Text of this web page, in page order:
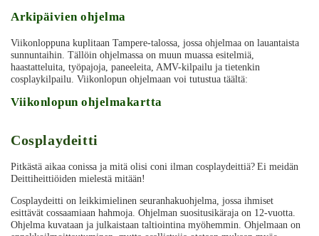
Arkipäivien ohjelma
Viikonloppuna kuplitaan Tampere-talossa, jossa ohjelmaa on lauantaista
sunnuntaihin. Tällöin ohjelmassa on muun muassa esitelmiä,
haastatteluita, työpajoja, paneeleita, AMV-kilpailu ja tietenkin
cosplaykilpailu. Viikonlopun ohjelmaan voi tutustua täältä:
Viikonlopun ohjelmakartta
Cosplaydeitti
Pitkästä aikaa conissa ja mitä olisi coni ilman cosplaydeittiä? Ei meidän
Deittiheittiöiden mielestä mitään!
Cosplaydeitti on leikkimielinen seuranhakuohjelma, jossa ihmiset
esittävät cossaamiaan hahmoja. Ohjelman suositusikäraja on 12-vuotta.
Ohjelma kuvataan ja julkaistaan taltiointina myöhemmin. Ohjelmaan on